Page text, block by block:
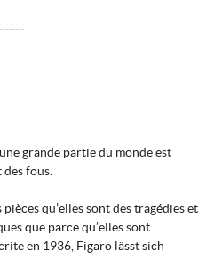
grande partie du monde est
fous.
qu’elles sont des tragédies et
que parce qu’elles sont
en 1936, Figaro lässt sich